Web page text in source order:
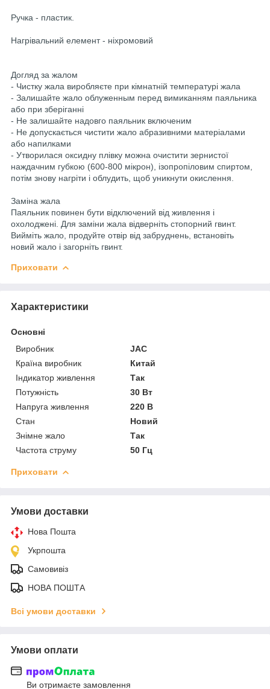
Ручка - пластик.
Нагрівальний елемент - ніхромовий
Догляд за жалом
- Чистку жала виробляєте при кімнатній температурі жала
- Залишайте жало облуженным перед вимиканням паяльника
або при зберіганні
- Не залишайте надовго паяльник включеним
- Не допускається чистити жало абразивними матеріалами
або напилками
- Утворилася оксидну плівку можна очистити зернистої
наждачним губкою (600-800 мікрон), ізопропіловим спиртом,
потім знову нагріти і облудить, щоб уникнути окислення.
Заміна жала
Паяльник повинен бути відключений від живлення і
охолоджені. Для заміни жала відверніть стопорний гвинт.
Вийміть жало, продуйте отвір від забруднень, встановіть
новий жало і загорніть гвинт.
Приховати
Характеристики
Основні
Виробник
JAC
Країна виробник
Китай
Індикатор живлення
Так
Потужність
30 Вт
Напруга живлення
220 В
Стан
Новий
Знімне жало
Так
Частота струму
50 Гц
Приховати
Умови доставки
Нова Пошта
Укрпошта
Самовивіз
НОВА ПОШТА
Всі умови доставки
Умови оплати
Ви отримаєте замовлення